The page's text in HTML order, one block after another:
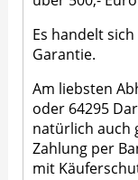
Es handelt
Garantie.
Am liebsten
oder 64295
natürlich auch
Zahlung per
mit